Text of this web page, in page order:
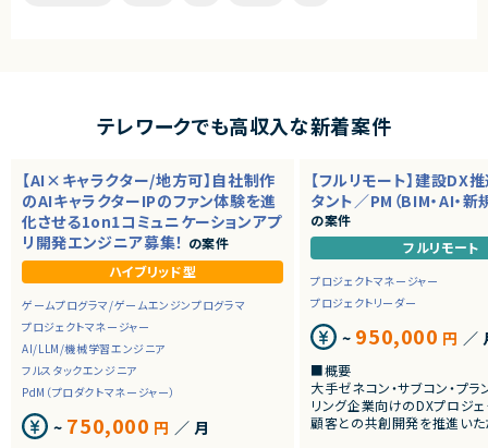
テレワークでも高収入な新着案件
【AI×キャラクター/地方可】自社制作
のAIキャラクターIPのファン体験を進
化させる1on1コミュニケーションアプ
リ開発エンジニア募集！ の案件
ハイブリッド型
ゲームプログラマ/ゲームエンジンプログラマ
プロジェクトマネージャー
AI/LLM/機械学習エンジニア
フルスタックエンジニア
PdM（プロダクトマネージャー）
~ 750,000 円 ／ 月
【フルリモート】建設DX
タント／PM（BIM・AI・新
の案件
フルリモート
プロジェクトマネージャー
プロジェクトリーダー
~ 950,000 円 ／
■概要
大手ゼネコン・サブコン・プラ
リング企業向けのDXプロジェ
顧客との共創開発を推進いた